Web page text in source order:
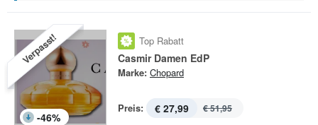
Verpasst!
-46%
Top Rabatt
Casmir Damen EdP
Marke: Chopard
Preis: € 27,99 € 51,95